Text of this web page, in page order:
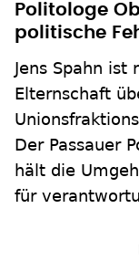
Politologe
politische
Jens Spahn ist
Elternschaft
Der Passauer
hält die
für